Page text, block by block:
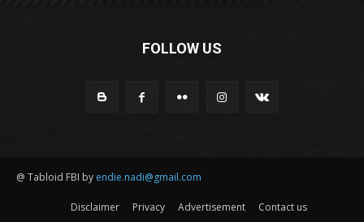
FOLLOW US
@ Tabloid FBI by endie.nadi@gmail.com
Disclaimer Privacy Advertisement Contact us